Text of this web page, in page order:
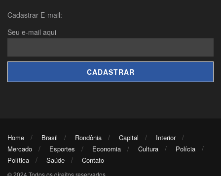
Cadastrar E-mail:
Seu e-mail aqui
Home Brasil Rondônia Capital
Interior
Mercado
Esportes Economia Cultura
Polícia
Política
Saúde Contato